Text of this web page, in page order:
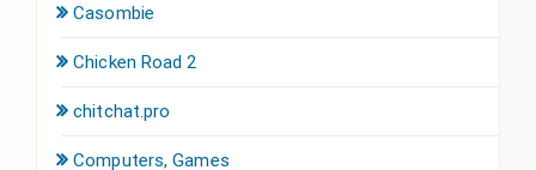
Casombie
Chicken Road 2
chitchat.pro
Computers, Games